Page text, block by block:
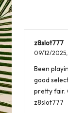
z8slot777
09/12/2025,
Been
good
pretty fair.
z8slot777